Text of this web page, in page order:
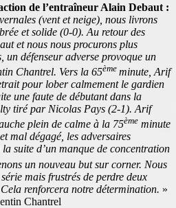
de l’entraîneur Alain Debaut :
(vent et neige), nous livrons
et solide (0-0). Au retour des
et nous nous procurons plus
un défenseur adverse provoque un
Chantrel. Vers la 65ème minute, Arif
pour lober calmement le gardien
une faute de débutant dans la
tiré par Nicolas Pays (2-1). Arif
plein de calme à la 75ème minute
mal dégagé, les adversaires
suite d’un manque de concentration
un nouveau but sur corner. Nous
mais frustrés de perdre deux
renforcera notre détermination. »
Chantrel